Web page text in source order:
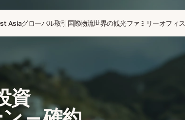
Asiaグローバル取引 国際物流世界の観光ファミリーオフィス
資